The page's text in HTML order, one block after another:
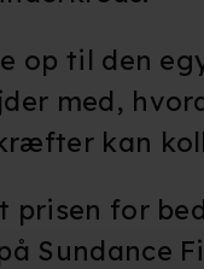
op til den
med,
kan
prisen for
Sundance